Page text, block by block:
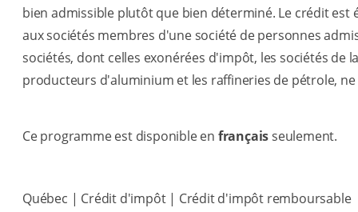
bien admissible plutôt que bien déterminé. Le crédit est
aux sociétés membres d'une société de personnes
sociétés, dont celles exonérées d'impôt, les sociétés de
producteurs d'aluminium et les raffineries de pétrole,
Ce programme est disponible en françaisseulement.
Québec | Crédit d'impôt | Crédit d'impôt remboursable